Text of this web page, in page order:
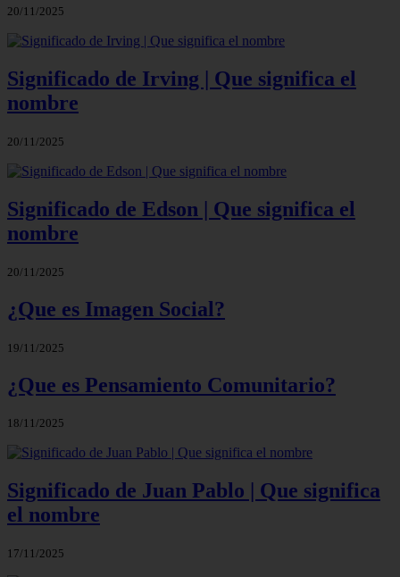
20/11/2025
Significado de Irving | Que significa el
nombre
20/11/2025
Significado de Edson | Que significa el
nombre
20/11/2025
¿Que es Imagen Social?
19/11/2025
¿Que es Pensamiento Comunitario?
18/11/2025
Significado de Juan Pablo | Que significa
el nombre
17/11/2025